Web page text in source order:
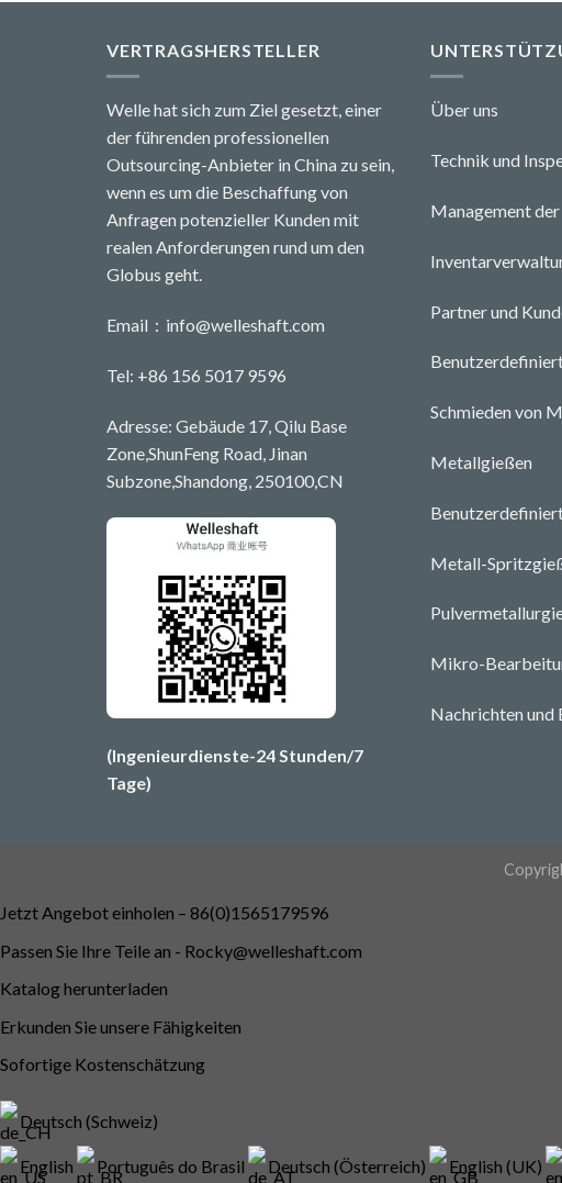
VERTRAGSHERSTELLER
Welle hat sich zum Ziel gesetzt, einer
der führenden professionellen
Outsourcing-Anbieter in China zu sein,
wenn es um die Beschaffung von
Anfragen potenzieller Kunden mit
realen Anforderungen rund um den
Globus geht.
Email： info@welleshaft.com
Tel: +86 156 5017 9596
Adresse: Gebäude 17, Qilu Base
Zone,ShunFeng Road, Jinan
Subzone,Shandong, 250100,CN
(Ingenieurdienste-24 Stunden/7
Tage)
Über uns
Technik und Ins
Management
Partner und
Schmieden von
Metallgießen
Metall-
Mikro-
Nachrichten und
Jetzt Angebot einholen – 86(0)1565179596
Passen Sie Ihre Teile an - Rocky@welleshaft.com
Katalog herunterladen
Erkunden Sie unsere Fähigkeiten
Sofortige Kostenschätzung
Deutsch (Schweiz)
English Português do Brasil Deutsch (Österreich) English (UK)